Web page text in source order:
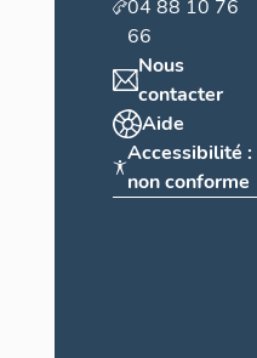
04 88 10 76
66
Nous
contacter
Aide
Accessibilité :
non conforme